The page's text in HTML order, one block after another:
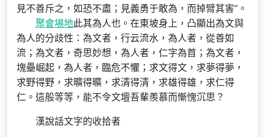
見不善斥之，如恐不盡；見義勇于敢為，而掉臂其害”。
聚會場地此其為人也。在東坡身上，凸顯出為文與
為人的分歧性：為文者，行云流水，為人者，從善如
流；為文者，奇思妙想，為人者，仁字為首；為文者，
塊壘崛起，為人者，臨危不懼；求文得文，求夢得夢，
求野得野，求曠得曠，求清得清，求雄得雄，求仁得
仁。這般等等，能不令文壇吾輩羨慕而慚愧沉思？
漢說話文字的收拾者